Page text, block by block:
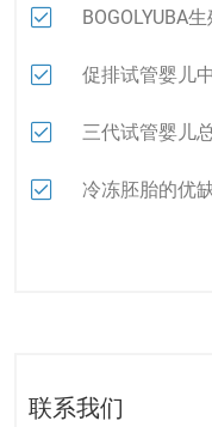
BOGOLYUBA
促排试管婴儿
三代试管婴儿
冷冻胚胎的优
联系我们